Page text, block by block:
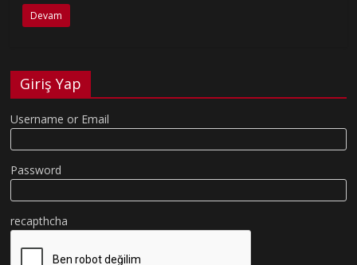
Devam
Giriş Yap
Username or Email
Password
recapthcha